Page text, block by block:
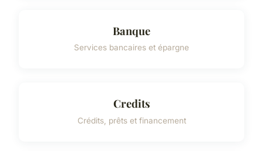
Banque
Services bancaires et épargne
Credits
Crédits, prêts et financement